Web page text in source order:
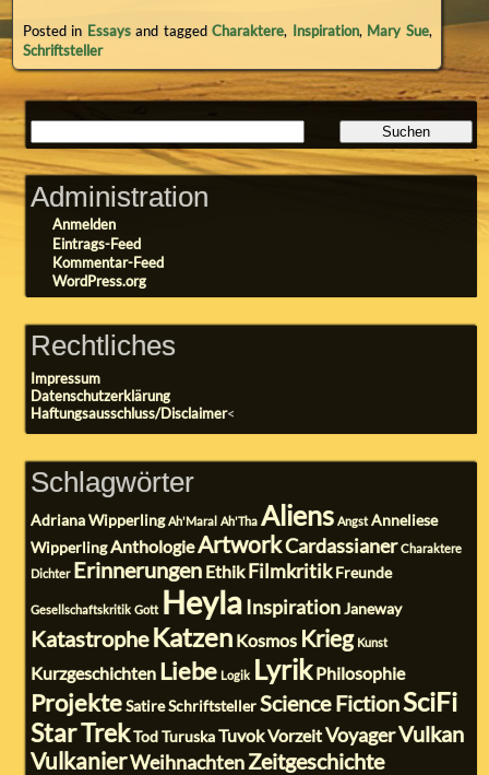
Posted in Essaysand taggedCharaktere, Inspiration, Mary Sue,
Schriftsteller
Administration
Anmelden
Eintrags-Feed
Kommentar-Feed
WordPress.org
Rechtliches
Impressum
Datenschutzerklärung
Haftungsausschluss/Disclaimer<
Schlagwörter
Adriana Wipperling Ah'Maral Ah'Tha Aliens Angst Anneliese
WipperlingAnthologieArtworkCardassianer Charaktere
Dichter Erinnerungen EthikFilmkritik Freunde
Gesellschaftskritik Gott HeylaInspiration Janeway
Katastrophe Katzen Kosmos Krieg Kunst
Kurzgeschichten Liebe Logik LyrikPhilosophie
Projekte SatireSchriftsteller Science FictionSciFi
Star TrekTod Turuska TuvokVorzeitVoyagerVulkan
VulkanierWeihnachtenZeitgeschichte